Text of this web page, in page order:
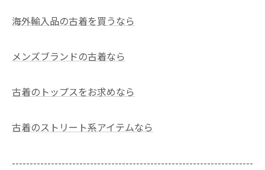
海外輸入品の古着を買うなら
メンズブランドの古着なら
古着のトップスをお求めなら
古着のストリート系アイテムなら
--------------------------------------------------------------------